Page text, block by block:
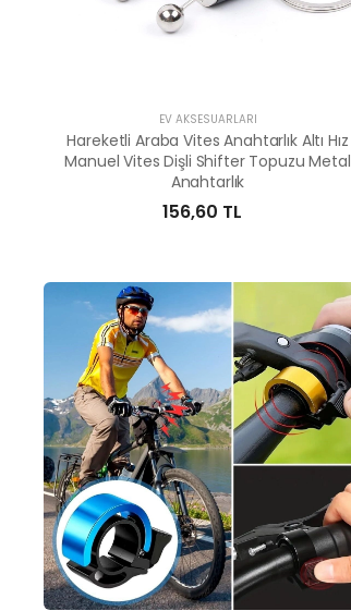
EV AKSESUARLARI
Hareketli Araba Vites Anahtarlık Altı Hız
Manuel Vites Dişli Shifter Topuzu Metal
Anahtarlık
156,60 TL